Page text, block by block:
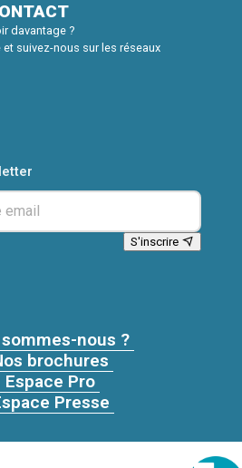
davantage ?
suivez-nous sur les réseaux
S'inscrire
sommes-nous ?
brochures
Espace Pro
Presse